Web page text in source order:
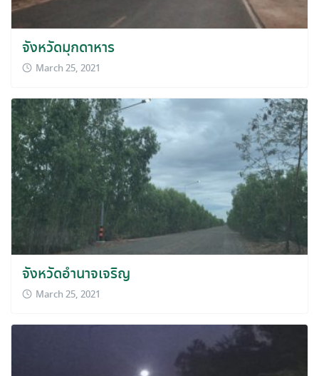
จังหวัดมุกดาหาร
March 25, 2021
จังหวัดอำนาจเจริญ
March 25, 2021